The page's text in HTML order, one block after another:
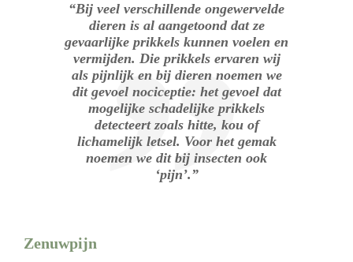
“Bij veel verschillende ongewervelde
dieren is al aangetoond dat ze
gevaarlijke prikkels kunnen voelen en
vermijden. Die prikkels ervaren wij
als pijnlijk en bij dieren noemen we
dit gevoel nociceptie: het gevoel dat
mogelijke schadelijke prikkels
detecteert zoals hitte, kou of
lichamelijk letsel. Voor het gemak
noemen we dit bij insecten ook
‘pijn’.”
Zenuwpijn